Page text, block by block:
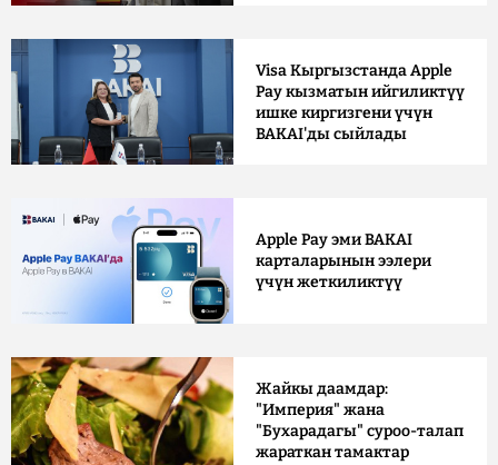
Visa Кыргызстанда Apple
Pay кызматын ийгиликтүү
ишке киргизгени үчүн
BAKAI'ды сыйлады
Apple Pay эми BAKAI
карталарынын ээлери
үчүн жеткиликтүү
Жайкы даамдар:
"Империя" жана
"Бухарадагы" суроо-талап
жараткан тамактар